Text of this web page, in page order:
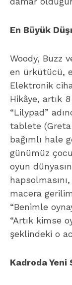
En Büyük
Woody, Buzz
en ürkütücü,
Elektronik
Hikâye, artık
“Lilypad”
tablete
bağımlı hale
günümüz
oyun
macera
“Benimle
“Artık kimse
şeklindeki o
Kadroda Yeni